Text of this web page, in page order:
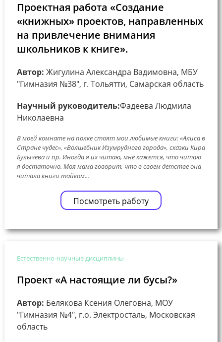
Проектная работа «Создание
«книжных» проектов, направленных
на привлечение внимания
школьников к книге».
Автор: Жигулина Александра Вадимовна, МБУ
"Гимназия №38", г. Тольятти, Самарская область
Научный руководитель:Фадеева Людмила
Николаевна
В моей комнате на полке стоят мои любимые книги: «Алиса в
Стране чудес», «Волшебник Изумрудного города», сказки Кира
Булычева и пр. Иногда я их читаю, мне кажется, что читаю
я достаточно. Моя мама говорит, что в своем детстве она
читала книги тайком...
Посмотреть работу
Естественно-научные дисциплины
Проект «А настоящие ли бусы?»
Автор: Белякова Ксения Олеговна, МОУ
"Гимназия №4", г.о. Электросталь, Московская
область